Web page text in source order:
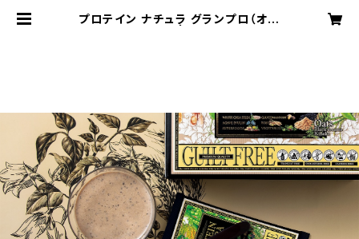
プロテイン ナチュラ グランプロ（オー